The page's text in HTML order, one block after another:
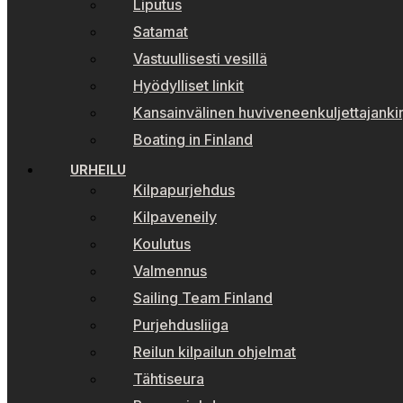
Liputus
Satamat
Vastuullisesti vesillä
Hyödylliset linkit
Kansainvälinen
Boating in Finland
URHEILU
Kilpapurjehdus
Kilpaveneily
Koulutus
Valmennus
Sailing Team Finland
Purjehdusliiga
Reilun kilpailun ohjelmat
Tähtiseura